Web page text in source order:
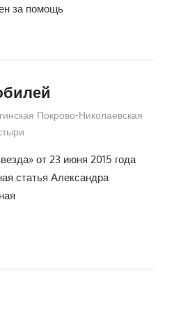
за помощь
КаширинПокрово-Николаевская
от 23 июня 2015 года
статья Александра